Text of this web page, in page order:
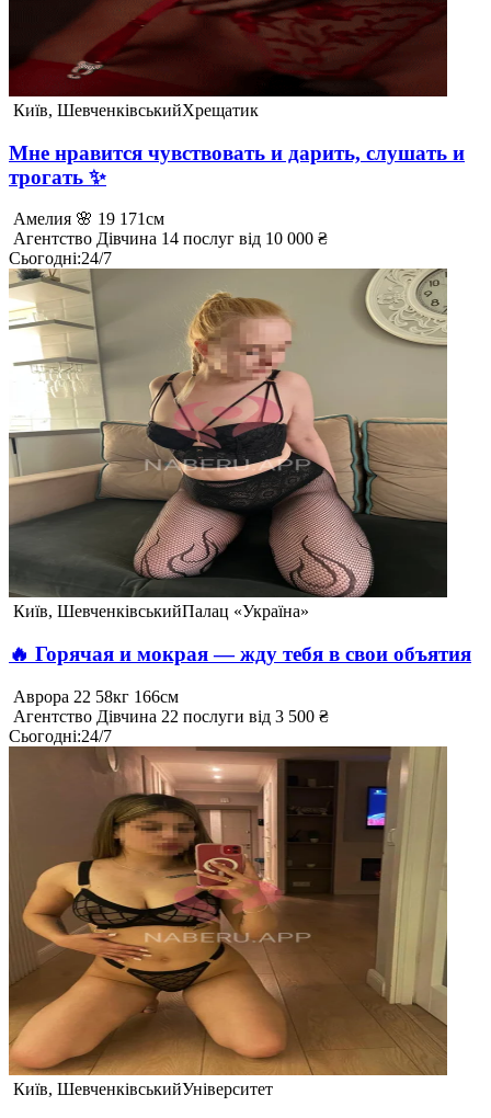
Київ, ШевченківськийХрещатик
Мне нравится чувствовать и дарить, слушать и
трогать ✨
Амелия 🌸 19 171см
Агентство Дівчина 14 послуг від 10 000 ₴
Сьогодні:24/7
Київ, ШевченківськийПалац «Україна»
🔥 Горячая и мокрая — жду тебя в свои объятия
Аврора 22 58кг 166см
Агентство Дівчина 22 послуги від 3 500 ₴
Сьогодні:24/7
Київ, ШевченківськийУніверситет